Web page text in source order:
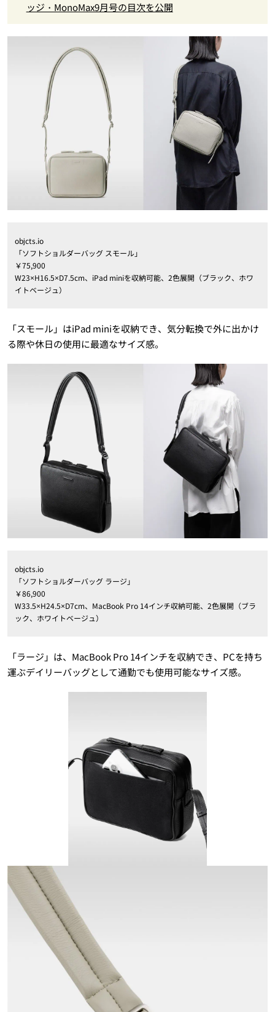
ッジ・MonoMax9月号の目次を公開
objcts.io
「ソフトショルダーバッグ スモール」
￥75,900
W23×H16.5×D7.5cm、iPad miniを収納可能、2色展開（ブラック、ホワ
イトベージュ）
「スモール」はiPad miniを収納でき、気分転換で外に出かけ
る際や休日の使用に最適なサイズ感。
objcts.io
「ソフトショルダーバッグ ラージ」
￥86,900
W33.5×H24.5×D7cm、MacBook Pro 14インチ収納可能、2色展開（ブラ
ック、ホワイトベージュ）
「ラージ」は、MacBook Pro 14インチを収納でき、PCを持ち
運ぶデイリーバッグとして通勤でも使用可能なサイズ感。